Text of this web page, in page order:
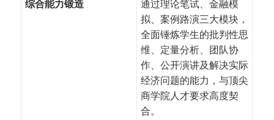
综合能力锻造
通过理论笔试、金融模
拟、案例路演三大模块，
全面锤炼学生的批判性思
维、定量分析、团队协
作、公开演讲及解决实际
经济问题的能力，与顶尖
商学院人才要求高度契
合。